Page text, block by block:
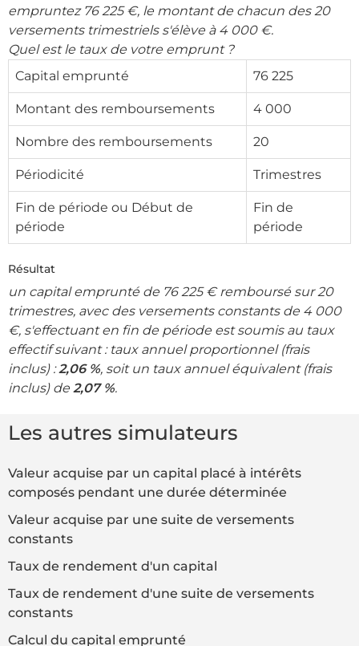
empruntez 76 225 €, le montant de chacun des 20
versements trimestriels s'élève à 4 000 €.
Quel est le taux de votre emprunt ?
Capital emprunté
76 225
Montant des remboursements 4 000
Nombre des remboursements 20
Périodicité Trimestres
Fin de période ou Début de
période
Fin de
période
Résultat
un capital emprunté de 76 225 € remboursé sur 20
trimestres, avec des versements constants de 4 000
€, s'effectuant en fin de période est soumis au taux
effectif suivant : taux annuel proportionnel (frais
inclus) :2,06 %, soit un taux annuel équivalent (frais
inclus) de 2,07 %.
Les autres simulateurs
Valeur acquise par un capital placé à intérêts
composés pendant une durée déterminée
Valeur acquise par une suite de versements
constants
Taux de rendement d'un capital
Taux de rendement d'une suite de versements
constants
Calcul du capital emprunté